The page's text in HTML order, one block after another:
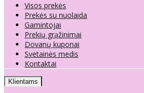
Visos prekės
Prekės su nuolaida
Gamintojai
Prekių grąžinimai
Dovanų kuponai
Svetainės medis
Kontaktai
Klientams